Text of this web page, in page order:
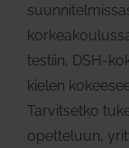
testiin, DSH-
kielen
Tarvitsetko
opetteluun,